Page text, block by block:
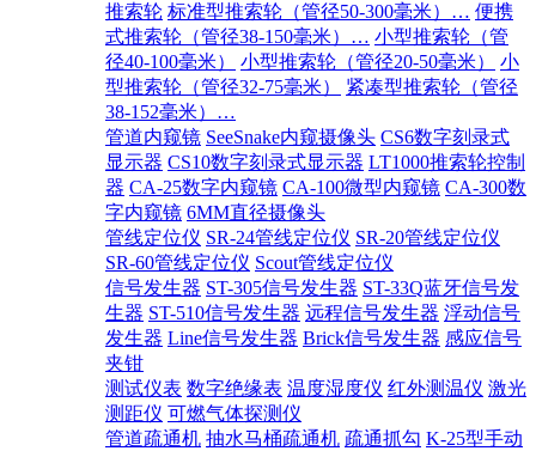
推索轮 标准型推索轮（管径50-300毫米）… 便携
式推索轮（管径38-150毫米）… 小型推索轮（管
径40-100毫米）
小型推索轮（管径20-50毫米）
小
型推索轮（管径32-75毫米）
紧凑型推索轮（管径
38-152毫米）…
管道内窥镜 SeeSnake内窥摄像头 CS6数字刻录式
显示器 CS10数字刻录式显示器 LT1000推索轮控制
器 CA-25数字内窥镜 CA-100微型内窥镜 CA-300数
字内窥镜 6MM直径摄像头
管线定位仪 SR-24管线定位仪 SR-20管线定位仪
SR-60管线定位仪 Scout管线定位仪
信号发生器 ST-305信号发生器 ST-33Q蓝牙信号发
生器 ST-510信号发生器 远程信号发生器 浮动信号
发生器 Line信号发生器 Brick信号发生器 感应信号
夹钳
测试仪表 数字绝缘表 温度湿度仪 红外测温仪 激光
测距仪 可燃气体探测仪
管道疏通机 抽水马桶疏通机 疏通抓勾 K-25型手动